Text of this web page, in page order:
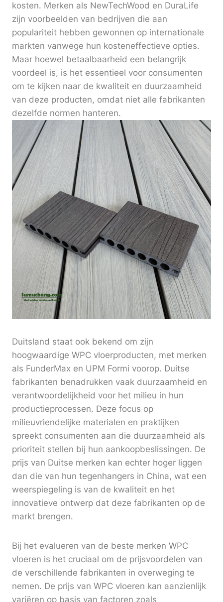
kosten. Merken als NewTechWood en DuraLife
zijn voorbeelden van bedrijven die aan
populariteit hebben gewonnen op internationale
markten vanwege hun kosteneffectieve opties.
Maar hoewel betaalbaarheid een belangrijk
voordeel is, is het essentieel voor consumenten
om te kijken naar de kwaliteit en duurzaamheid
van deze producten, omdat niet alle fabrikanten
dezelfde normen hanteren.
Duitsland staat ook bekend om zijn
hoogwaardige WPC vloerproducten, met merken
als FunderMax en UPM Formi voorop. Duitse
fabrikanten benadrukken vaak duurzaamheid en
verantwoordelijkheid voor het milieu in hun
productieprocessen. Deze focus op
milieuvriendelijke materialen en praktijken
spreekt consumenten aan die duurzaamheid als
prioriteit stellen bij hun aankoopbeslissingen. De
prijs van Duitse merken kan echter hoger liggen
dan die van hun tegenhangers in China, wat een
weerspiegeling is van de kwaliteit en het
innovatieve ontwerp dat deze fabrikanten op de
markt brengen.
Bij het evalueren van de beste merken WPC
vloeren is het cruciaal om de prijsvoordelen van
de verschillende fabrikanten in overweging te
nemen. De prijs van WPC vloeren kan aanzienlijk
variëren op basis van factoren zoals